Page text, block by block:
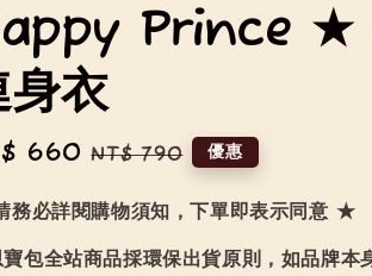
Prince ★
身衣
660 Regular
NT$ 790 優惠
必詳閱購物須知，下單即表示同意 ★
包全站商品採環保出貨原則，如品牌本